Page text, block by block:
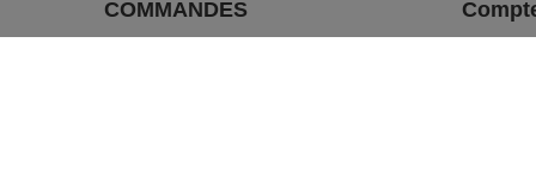
COMMANDES